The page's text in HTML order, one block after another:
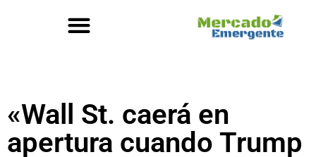
«Wall St. caerá en
apertura cuando Trump